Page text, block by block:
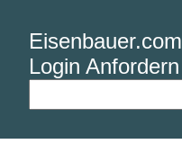
Eisenbauer.com
Login Anfordern